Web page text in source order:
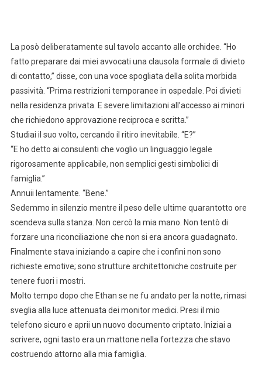
La posò deliberatamente sul tavolo accanto alle orchidee. “Ho
fatto preparare dai miei avvocati una clausola formale di divieto
di contatto,” disse, con una voce spogliata della solita morbida
passività. “Prima restrizioni temporanee in ospedale. Poi divieti
nella residenza privata. E severe limitazioni all’accesso ai minori
che richiedono approvazione reciproca e scritta.”
Studiai il suo volto, cercando il ritiro inevitabile. “E?”
“E ho detto ai consulenti che voglio un linguaggio legale
rigorosamente applicabile, non semplici gesti simbolici di
famiglia.”
Annuii lentamente. “Bene.”
Sedemmo in silenzio mentre il peso delle ultime quarantotto ore
scendeva sulla stanza. Non cercò la mia mano. Non tentò di
forzare una riconciliazione che non si era ancora guadagnato.
Finalmente stava iniziando a capire che i confini non sono
richieste emotive; sono strutture architettoniche costruite per
tenere fuori i mostri.
Molto tempo dopo che Ethan se ne fu andato per la notte, rimasi
sveglia alla luce attenuata dei monitor medici. Presi il mio
telefono sicuro e aprii un nuovo documento criptato. Iniziai a
scrivere, ogni tasto era un mattone nella fortezza che stavo
costruendo attorno alla mia famiglia.